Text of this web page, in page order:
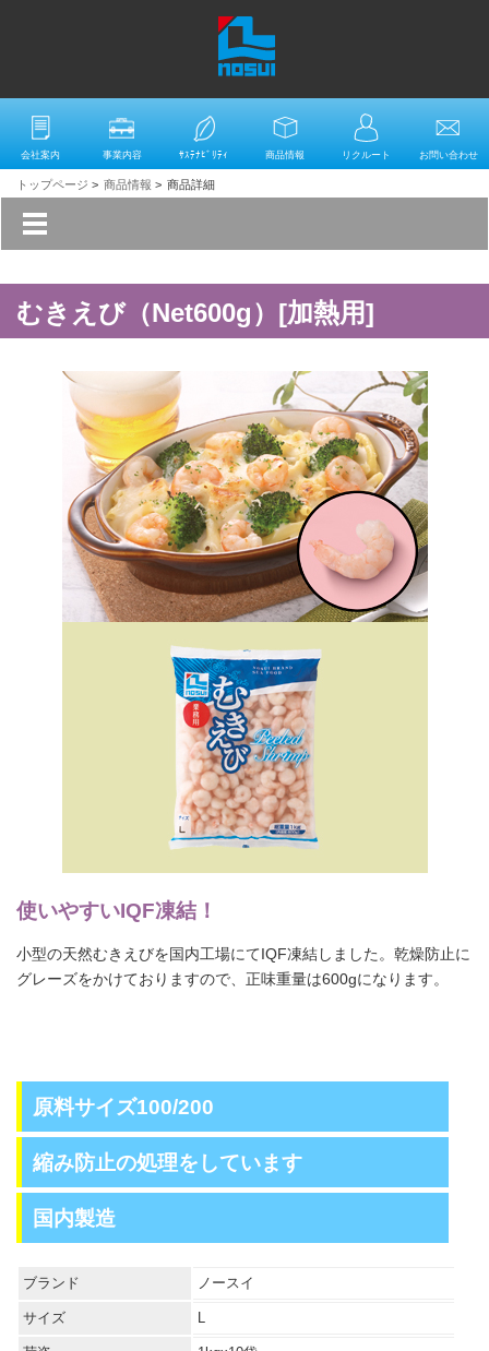
会社案内 事業内容 ｻｽﾃﾅﾋﾞﾘﾃｨ 商品情報 リクルート お問い合わせ
トップページ > 商品情報 > 商品詳細
むきえび（Net600g）[加熱用]
使いやすいIQF凍結！
小型の天然むきえびを国内工場にてIQF凍結しました。乾燥防止に
グレーズをかけておりますので、正味重量は600gになります。
原料サイズ100/200
縮み防止の処理をしています
国内製造
ブランド ノースイ
サイズ L